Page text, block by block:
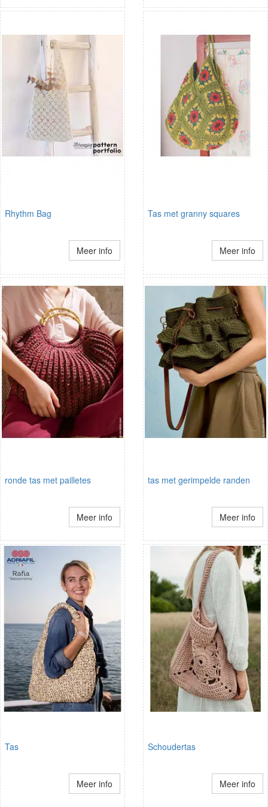
Rhythm Bag
Meer info
Tas met granny squares
Meer info
ronde tas met pailletes
Meer info
tas met gerimpelde randen
Meer info
Tas
Meer info
Schoudertas
Meer info